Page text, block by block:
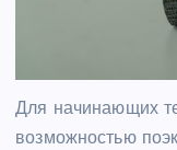
Для начинающих
возможностью